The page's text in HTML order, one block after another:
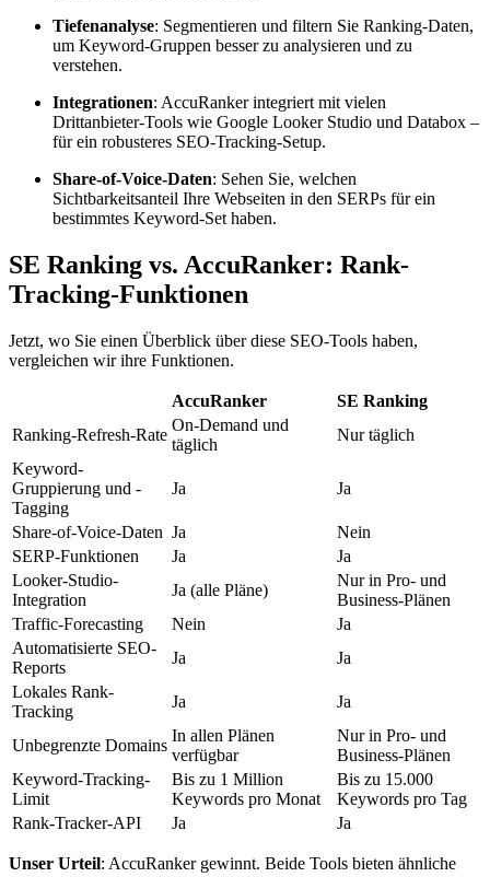
Tiefenanalyse: Segmentieren und filtern Sie Ranking-Daten,
um Keyword-Gruppen besser zu analysieren und zu
verstehen.
Integrationen: AccuRanker integriert mit vielen
Drittanbieter-Tools wie Google Looker Studio und Databox –
für ein robusteres SEO-Tracking-Setup.
Share-of-Voice-Daten: Sehen Sie, welchen
Sichtbarkeitsanteil Ihre Webseiten in den SERPs für ein
bestimmtes Keyword-Set haben.
SE Ranking vs. AccuRanker: Rank-
Tracking-Funktionen
Jetzt, wo Sie einen Überblick über diese SEO-Tools haben,
vergleichen wir ihre Funktionen.
AccuRanker
SE Ranking
Ranking-Refresh-Rate
On-Demand und
täglich
Nur täglich
Keyword-
Gruppierung und -
Tagging
Ja Ja
Share-of-Voice-Daten Ja
Nein
SERP-Funktionen
Ja
Ja
Looker-Studio-
Integration
Ja (alle Pläne)
Nur in Pro- und
Business-Plänen
Traffic-Forecasting
Nein
Ja
Automatisierte SEO-
Reports
Ja
Ja
Lokales Rank-
Tracking
Ja Ja
Unbegrenzte Domains
In allen Plänen
verfügbar
Nur in Pro- und
Business-Plänen
Keyword-Tracking-
Limit
Bis zu 1 Million
Keywords pro Monat
Bis zu 15.000
Keywords pro Tag
Rank-Tracker-API
Ja Ja
Unser Urteil: AccuRanker gewinnt. Beide Tools bieten ähnliche